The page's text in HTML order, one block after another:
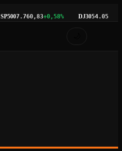
SP5007.760,83+0,58% DJ3054.053,48